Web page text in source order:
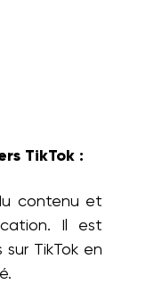
TikTok :
contenu et
Il est
TikTok en